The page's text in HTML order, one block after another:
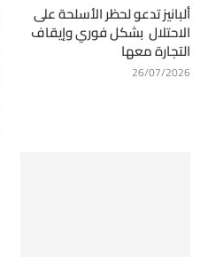
ألبانيز تدعو لحظر الأسلحة على
الاحتلال بشكل فوري وإيقاف
التجارة معها
26/07/2026